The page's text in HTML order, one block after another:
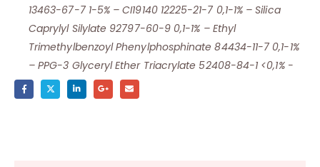
13463-67-7 1-5% – CI19140 12225-21-7 0,1-1% – Silica
Caprylyl Silylate 92797-60-9 0,1-1% – Ethyl
Trimethylbenzoyl Phenylphosphinate 84434-11-7 0,1-1%
– PPG-3 Glyceryl Ether Triacrylate 52408-84-1 <0,1% -